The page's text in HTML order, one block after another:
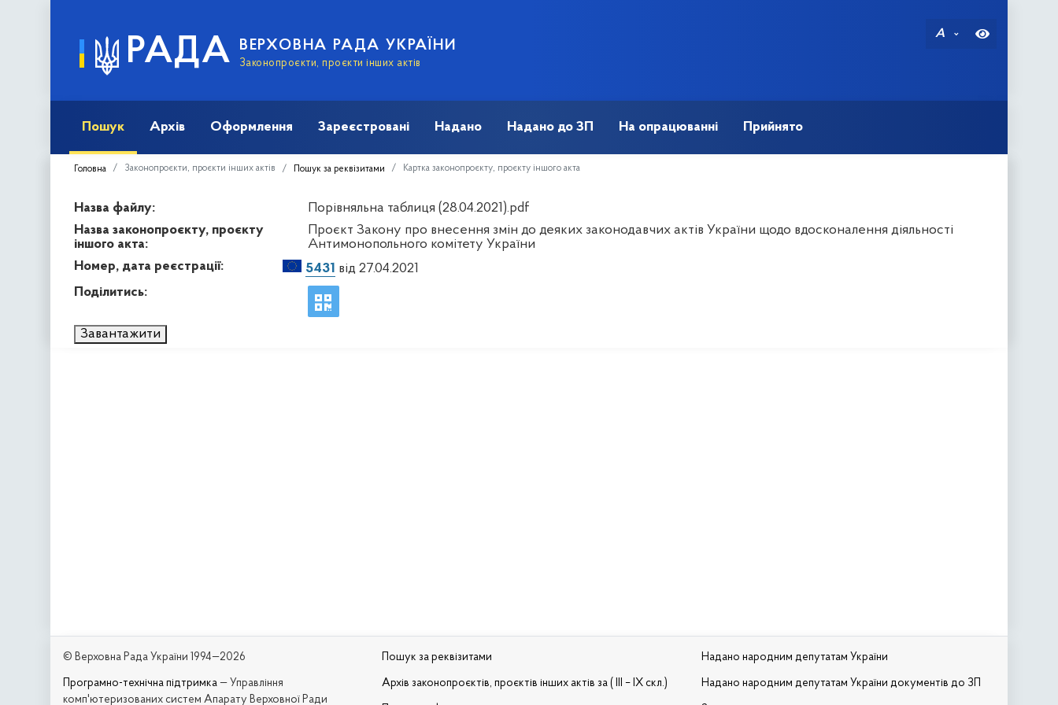
РАДА ВЕРХОВНА РАДА УКРАЇНИ
Законопроєкти, проєкти інших актів
A
Пошук Архів Оформлення Зареєстровані Надано Надано до ЗП На опрацюванні Прийнято
Головна Законопроєкти, проєкти інших актів Пошук за реквізитами Картка законопроєкту, проєкту іншого акта
Назва файлу:
Порівняльна таблиця (28.04.2021).pdf
Назва законопроєкту, проєкту
іншого акта:
Проєкт Закону про внесення змін до деяких законодавчих актів України щодо вдосконалення діяльності
Антимонопольного комітету України
Номер, дата реєстрації:
5431 від 27.04.2021
Поділитись:
Завантажити
© Верховна Рада України 1994—2026
Програмно-технічна підтримка — Управління
комп'ютеризованих систем Апарату Верховної Ради
Пошук за реквізитами
Архів законопроєктів, проєктів інших актів за ( III – IX скл.)
Надано народним депутатам України
Надано народним депутатам України документів до ЗП